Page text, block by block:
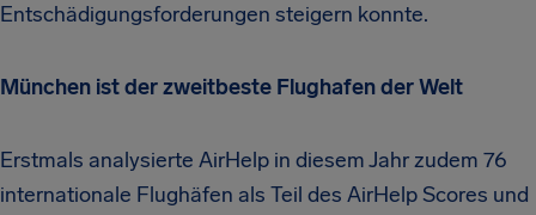
Entschädigungsforderungen steigern konnte.
München ist der zweitbeste Flughafen der Welt
Erstmals analysierte AirHelp in diesem Jahr zudem 76
internationale Flughäfen als Teil des AirHelp Scores und